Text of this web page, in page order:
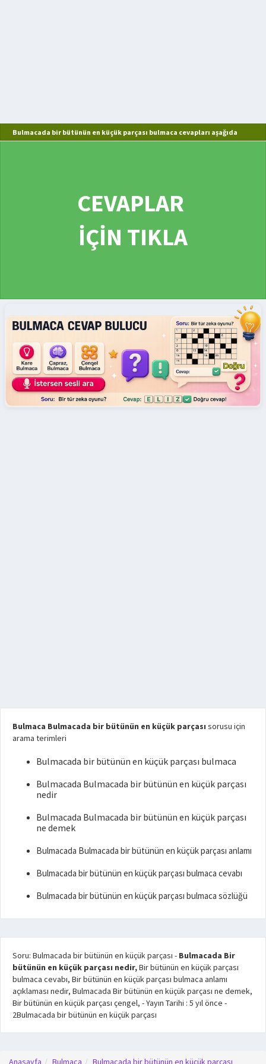
Bulmacada bir bütünün en küçük parçası bulmaca cevapları aşağıda
CEVAPLAR
İÇİN TIKLA
Bulmaca Bulmacada bir bütünün en küçük parçası sorusu için
arama terimleri
Bulmacada bir bütünün en küçük parçası bulmaca
Bulmacada Bulmacada bir bütünün en küçük parçası
nedir
Bulmacada Bulmacada bir bütünün en küçük parçası
ne demek
Bulmacada Bulmacada bir bütünün en küçük parçası anlamı
Bulmacada bir bütünün en küçük parçası bulmaca cevabı
Bulmacada bir bütünün en küçük parçası bulmaca sözlüğü
Soru: Bulmacada bir bütünün en küçük parçası - Bulmacada Bir
bütünün en küçük parçası nedir,Bir bütünün en küçük parçası
bulmaca cevabı, Bir bütünün en küçük parçası bulmaca anlamı
açıklaması nedir, Bulmacada Bir bütünün en küçük parçası ne demek,
Bir bütünün en küçük parçası çengel, - Yayın Tarihi : 5 yıl önce -
2Bulmacada bir bütünün en küçük parçası
Anasayfa Bulmaca Bulmacada bir bütünün en küçük parçası